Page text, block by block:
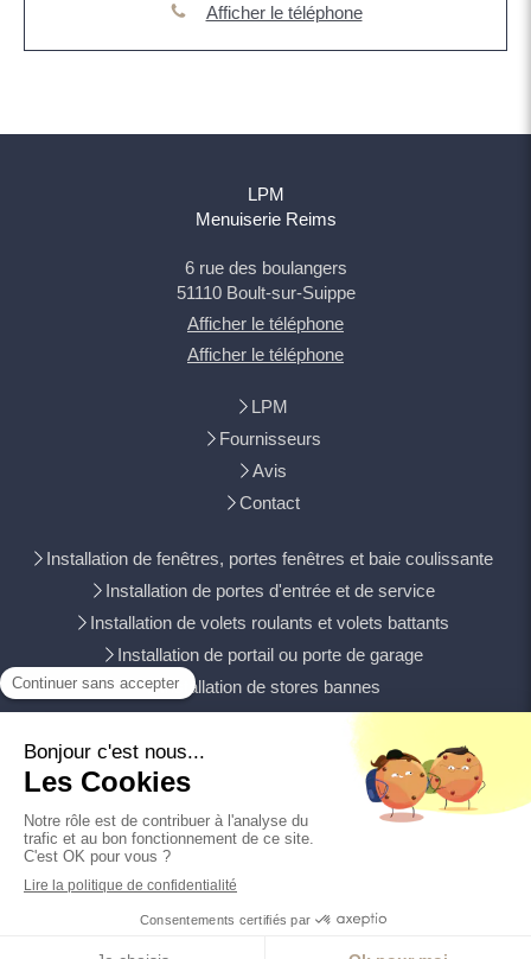
Afficher le téléphone
LPM
Menuiserie Reims
6 rue des boulangers
51110 Boult-sur-Suippe
Afficher le téléphone
Afficher le téléphone
LPM
Fournisseurs
Avis
Contact
Installation de fenêtres, portes fenêtres et baie coulissante
Installation de portes d'entrée et de service
Installation de volets roulants et volets battants
Installation de portail ou porte de garage
Installation de stores bannes
Witry-lès-Reims, Bétheny, Tinqueux, Cormontreuil, Rethel,
Mourmelon-le-Grand, Fismes, Ay, Épernay, Vouziers, Laon
Mentions légales
Création et référencement du site par Simplébo
Ce site a été proposé par